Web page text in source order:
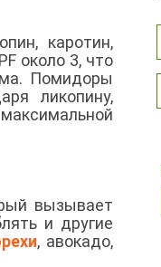
каротин,
около 3, что
Помидоры
ликопину,
вызывает
и другие
, авокадо,